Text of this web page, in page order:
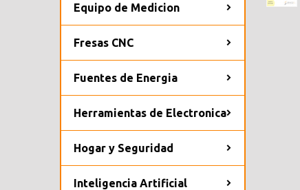
Equipo de Medicion
Fresas CNC
Fuentes de Energia
Herramientas de Electronica
Hogar y Seguridad
Inteligencia Artificial